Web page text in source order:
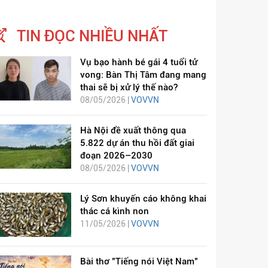
TIN ĐỌC NHIỀU NHẤT
Vụ bạo hành bé gái 4 tuổi tử
vong: Bàn Thị Tâm đang mang
thai sẽ bị xử lý thế nào?
08/05/2026 | VOVVN
Hà Nội đề xuất thông qua
5.822 dự án thu hồi đất giai
đoạn 2026–2030
08/05/2026 | VOVVN
Lý Sơn khuyến cáo không khai
thác cá kình non
11/05/2026 | VOVVN
Bài thơ "Tiếng nói Việt Nam"